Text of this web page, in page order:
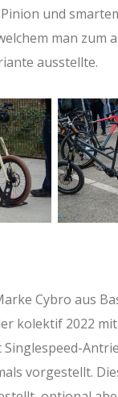
und
man zum
ausstellte.
Cybro aus
kolektif 2022 mit
vorgestellt.